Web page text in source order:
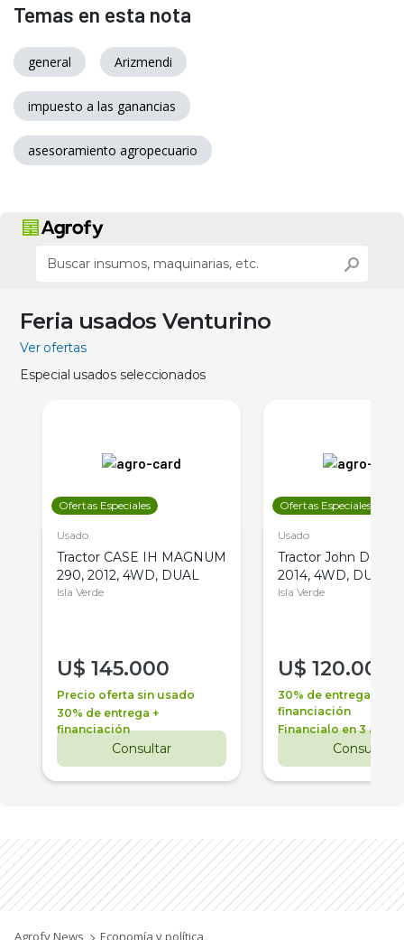
Temas en esta nota
general Arizmendi
impuesto a las ganancias
asesoramiento agropecuario
Feria usados Venturino
Ver ofertas
Especial usados seleccionados
Ofertas Especiales
Usado
Tractor CASE IH MAGNUM
290, 2012, 4WD, DUAL
Isla Verde
U$ 145.000
Precio oferta sin usado
30% de entrega +
financiación
Consultar
Ofertas Especiales
Usado
Tractor John Deere
2014, 4WD, DUAL
Isla Verde
U$ 120.000
30% de entrega +
financiación
Financialo en 3 años
Consultar
Agrofy News Economía y política